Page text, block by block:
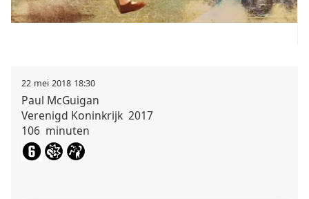
22 mei 2018 18:30
Paul McGuigan
Verenigd Koninkrijk 2017
106 minuten